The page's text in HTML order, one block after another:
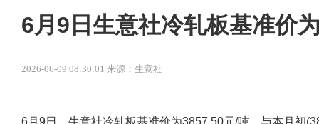
6月9日生意社冷轧板基准价
2026-06-09 08:30:01 来源：生意社
6月9日，生意社冷轧板基准价为3857.50元/吨，与本月初